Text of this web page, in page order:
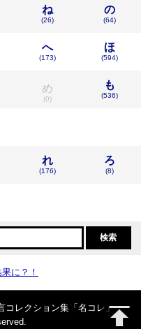
ね
(26)
の
(64)
へ
(173)
ほ
(594)
め
(0)
も
(536)
れ
(176)
ろ
(8)
に？！
コレクション集「名コレ」